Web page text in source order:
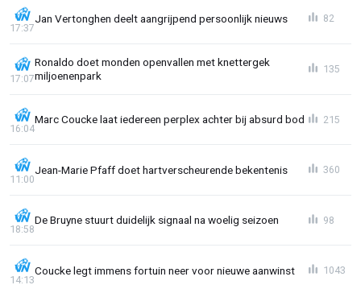
Jan Vertonghen deelt aangrijpend persoonlijk nieuws
17:37
82
Ronaldo doet monden openvallen met knettergek
miljoenenpark
17:07
135
Marc Coucke laat iedereen perplex achter bij absurd bod
16:04
215
Jean-Marie Pfaff doet hartverscheurende bekentenis
11:00
360
De Bruyne stuurt duidelijk signaal na woelig seizoen
18:58
98
Coucke legt immens fortuin neer voor nieuwe aanwinst
14:13
1043